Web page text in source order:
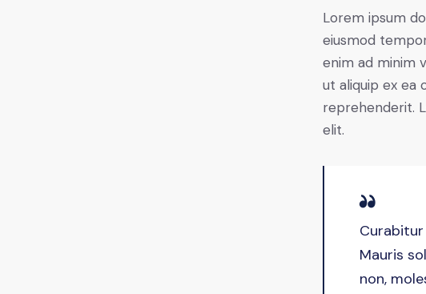
Lorem ipsum
eiusmod
enim ad minim
ut aliquip ex ea
reprehenderit.
elit.
Mauris
non,